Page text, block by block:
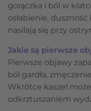
gorączka i ból w
osłabienie,
nasilają się przy
Jakie są pierwsze
Pierwsze objawy
ból gardła,
Wkrótce kaszel
odkrztuszaniem